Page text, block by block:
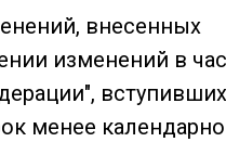
внесенных
изменений в
менее